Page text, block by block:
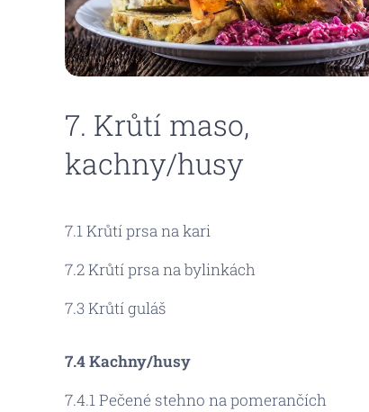
7. Krůtí maso,
kachny/husy
7.1 Krůtí prsa na kari
7.2 Krůtí prsa na bylinkách
7.3 Krůtí guláš
7.4 Kachny/husy
7.4.1 Pečené stehno na pomerančích